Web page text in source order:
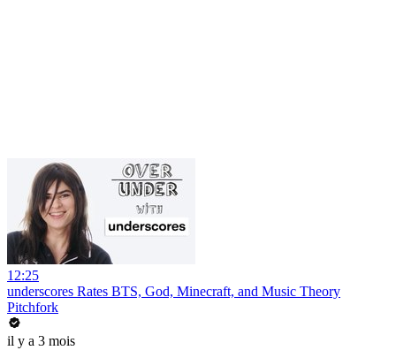
12:25
underscores Rates BTS, God, Minecraft, and Music Theory
Pitchfork
il y a 3 mois